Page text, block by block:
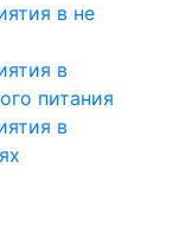
в не
в
питания
в